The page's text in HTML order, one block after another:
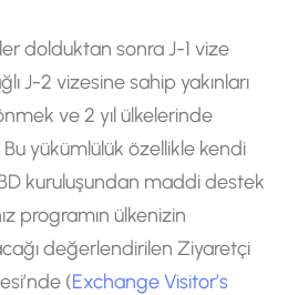
dolduktan sonra J-1 vize
J-2 vizesine sahip yakınları
ve 2 yıl ülkelerinde
yükümlülük özellikle kendi
kuruluşundan maddi destek
programın ülkenizin
değerlendirilen Ziyaretçi
(Exchange Visitor’s